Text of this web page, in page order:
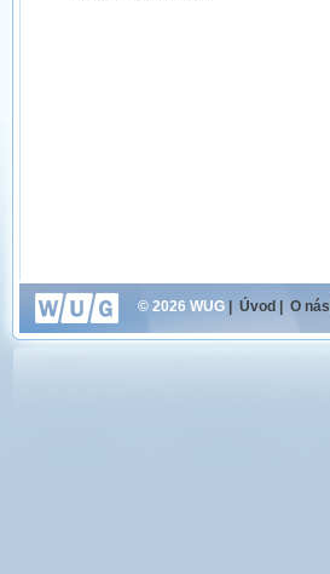
© 2026 WUG Úvod O nás